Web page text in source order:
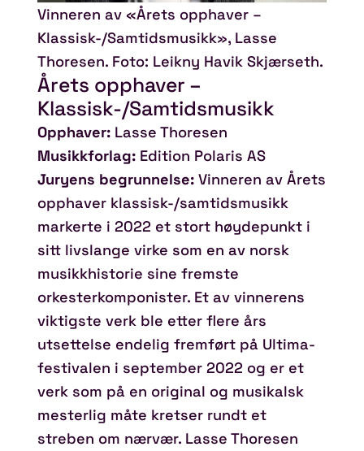
Vinneren av «Årets opphaver –
Klassisk-/Samtidsmusikk», Lasse
Thoresen. Foto: Leikny Havik Skjærseth.
Årets opphaver –
Klassisk-/Samtidsmusikk
Opphaver: Lasse Thoresen
Musikkforlag: Edition Polaris AS
Juryens begrunnelse: Vinneren av Årets
opphaver klassisk-/samtidsmusikk
markerte i 2022 et stort høydepunkt i
sitt livslange virke som en av norsk
musikkhistorie sine fremste
orkesterkomponister. Et av vinnerens
viktigste verk ble etter flere års
utsettelse endelig fremført på Ultima-
festivalen i september 2022 og er et
verk som på en original og musikalsk
mesterlig måte kretser rundt et
streben om nærvær. Lasse Thoresen